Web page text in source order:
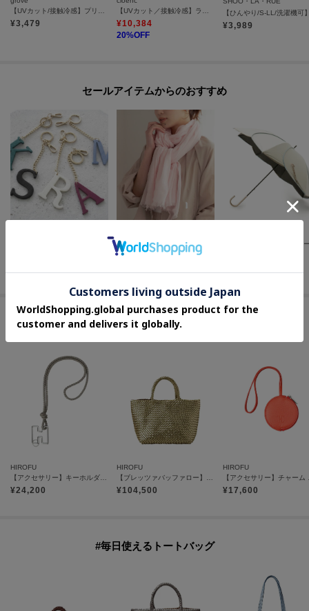
¥3,479 ¥10,384
20%OFF
¥3,989
セールアイテムからのおすすめ
コットンリネンストール
¥3,564
#上質な本革アイテム
HIROFU
¥24,200
HIROFU
¥104,500
HIROFU
¥17,600
#毎日使えるトートバッグ